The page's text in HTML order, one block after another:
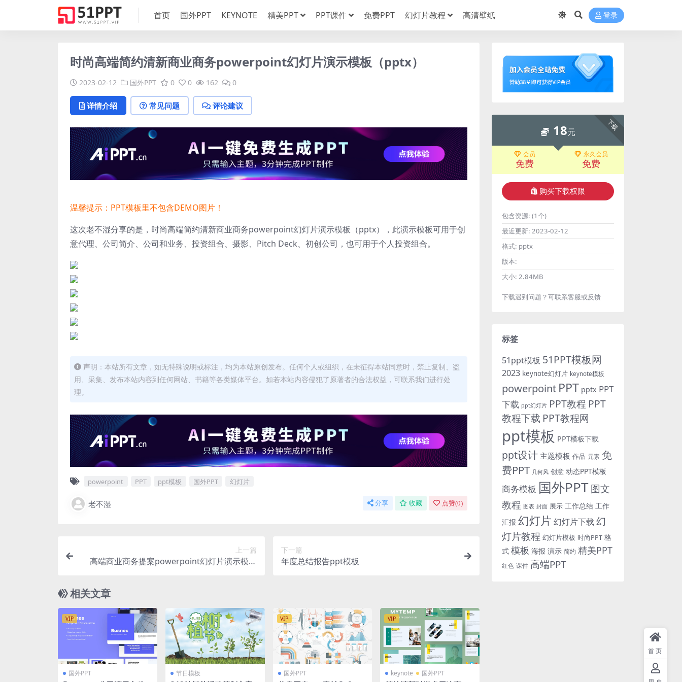
首页 国外PPT KEYNOTE 精美PPT PPT课件 免费PPT 幻灯片教程 高清壁纸 登录
时尚高端简约清新商业商务powerpoint幻灯片演示模板（pptx）
2023-02-12 国外PPT 0 0 162 0
详情介绍 常见问题 评论建议
温馨提示：PPT模板里不包含DEMO图片！
这次老不湿分享的是，时尚高端简约清新商业商务powerpoint幻灯片演示模板（pptx），此演示模板可用于创
意代理、公司简介、公司和业务、投资组合、摄影、Pitch Deck、初创公司，也可用于个人投资组合。
声明：本站所有文章，如无特殊说明或标注，均为本站原创发布。任何个人或组织，在未征得本站同意时，禁止复制、盗
用、采集、发布本站内容到任何网站、书籍等各类媒体平台。如若本站内容侵犯了原著者的合法权益，可联系我们进行处
理。
powerpoint PPT ppt模板 国外PPT 幻灯片
老不湿 分享 收藏 点赞(0)
上一篇
高端商业商务提案powerpoint幻灯片演示模板
下一篇
年度总结报告ppt模板
相关文章
VIP
国外PPT 节日模板
VIP
国外PPT
VIP
keynote 国外PPT
下载
18元
会员
免费
永久会员
免费
购买下载权限
包含资源: (1个)
最近更新: 2023-02-12
格式: pptx
版本:
大小: 2.84MB
下载遇到问题？可联系客服或反馈
标签
51ppt模板 51PPT模板网
2023 keynote幻灯片 keynote模板
powerpoint PPT pptx PPT
下载 ppt幻灯片 PPT教程 PPT
教程下载 PPT教程网
ppt模板 PPT模板下载
ppt设计 主题模板 作品 元素 免
费PPT 几何风 创意 动态PPT模板
商务模板 国外PPT图文
教程 图表 封面 展示 工作总结 工作
汇报 幻灯片 幻灯片下载 幻
灯片教程 幻灯片模板 时尚PPT 格
式 模板 海报 演示 简约 精美PPT
红色 课件 高端PPT
首页